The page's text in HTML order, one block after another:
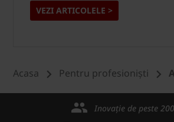
VEZI ARTICOLELE >
Acasa Pentru profesioniști
Inovație de peste